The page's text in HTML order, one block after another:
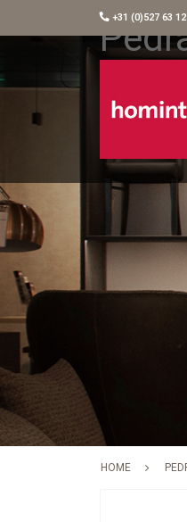
+31 (0)527 63
HOME